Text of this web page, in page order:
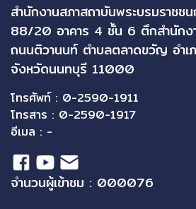
สำนักงานสภาสถาบันพระบรมราชช
88/20 อาคาร 4 ชั้น 6 ตึกสำนักง
ถนนติวานนท์ ตำบลตลาดขวัญ อำเ
จังหวัดนนทบุรี 11000
โทรศัพท์ : 0-2590-1911
โทรสาร : 0-2590-1917
อีเมล : -
จำนวนผู้เข้าชม : 000076